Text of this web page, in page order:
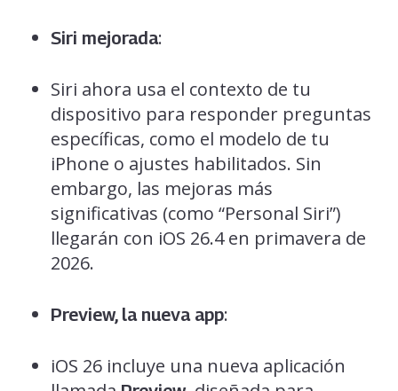
Siri mejorada:
Siri ahora usa el contexto de tu
dispositivo para responder preguntas
específicas, como el modelo de tu
iPhone o ajustes habilitados. Sin
embargo, las mejoras más
significativas (como “Personal Siri”)
llegarán con iOS 26.4 en primavera de
2026.
Preview, la nueva app:
iOS 26 incluye una nueva aplicación